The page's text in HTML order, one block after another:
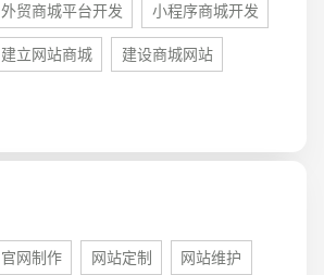
外贸商城平台开发 小程序商城开发
建立网站商城 建设商城网站
官网制作 网站定制 网站维护